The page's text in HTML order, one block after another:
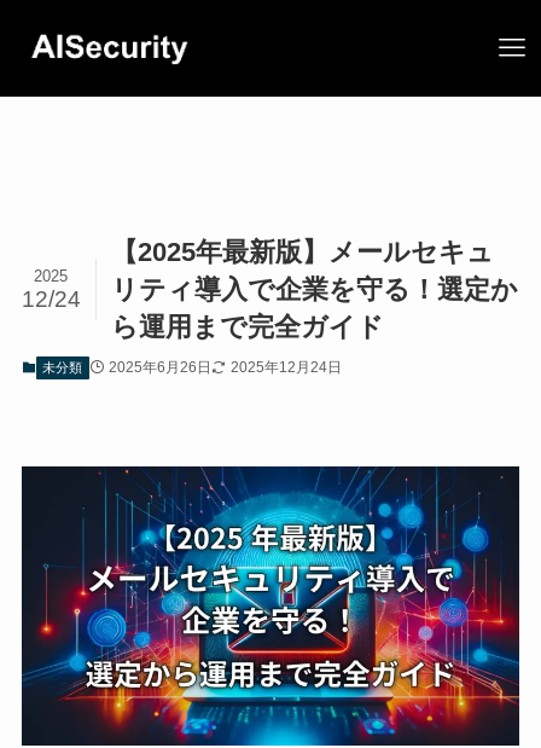
【2025年最新版】メールセキュ
リティ導入で企業を守る！選定か
ら運用まで完全ガイド
2025
12/24
未分類 2025年6月26日 2025年12月24日